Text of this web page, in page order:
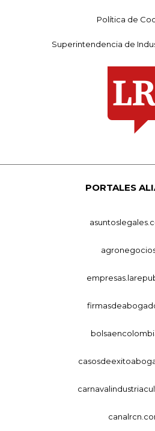
Política de
Superintendencia de
PORTALES